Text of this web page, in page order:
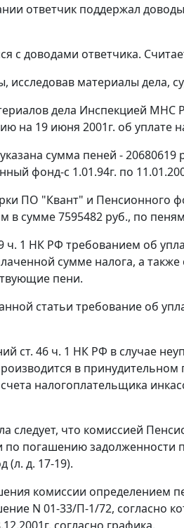
ответчик поддержал
с доводами ответчика.
исследовав материалы дела,
дела Инспекцией
на 19 июня 2001г. об уплате
сумма пеней -
фонд-с 1.01.94г. по
ПО "Квант" и Пенсионного
в сумме 7595482 руб., по
ч. 1 НК РФ требованием об
сумме налога, а
пени.
статьи требование об
ст. 46 ч. 1 НК РФ в случае
в
налогоплательщика
следует, что комиссией
по погашению задолженности
(л. д. 17-19).
комиссии определением
N 01-33/П-1/72, согласно